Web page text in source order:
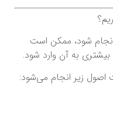
شود، ممکن است
به آن وارد شود.
اصول زیر انجام می‌شود: